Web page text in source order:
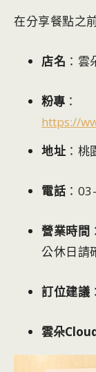
在分享餐點之
店名 ：
粉專 ：
https://
地址 ：
電話 ：
營業時間
公休日請
訂位建議
雲朵